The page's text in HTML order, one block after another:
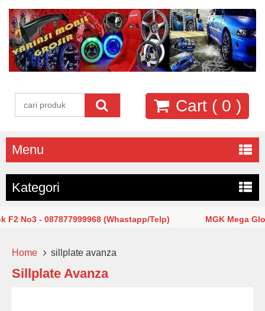
Cart ( 0 )
Menu
Kategori
No3 - 087877999968 (Whastapp/Telp) MGK Mega
Home sillplate avanza
Sillplate Avanza